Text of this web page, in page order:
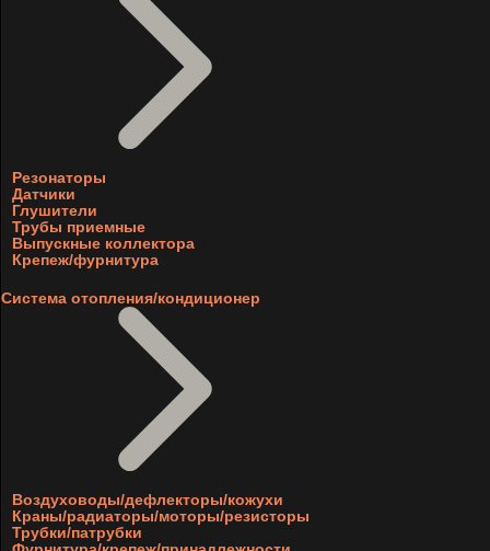
Резонаторы
Датчики
Глушители
Трубы приемные
Выпускные коллектора
Крепеж/фурнитура
Система отопления/кондиционер
Воздуховоды/дефлекторы/кожухи
Краны/радиаторы/моторы/резисторы
Трубки/патрубки